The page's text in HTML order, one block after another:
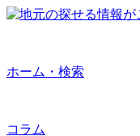
ホーム・検索
コラム